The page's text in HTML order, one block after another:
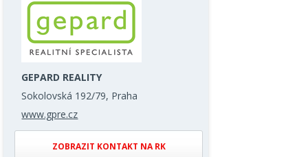
GEPARD REALITY
Sokolovská 192/79, Praha
www.gpre.cz
ZOBRAZIT KONTAKT NA RK